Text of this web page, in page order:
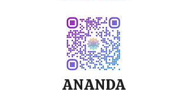
ANANDA